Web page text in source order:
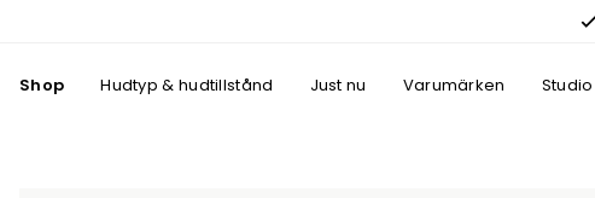
Shop Hudtyp & hudtillstånd Just nu Varumärken Studio